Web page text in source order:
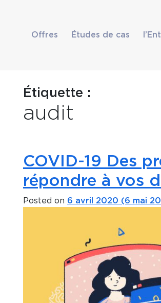
Offres Études de cas
Étiquette :
audit
COVID-19 Des
répondre à vos
Posted on 6 avril 2020 (6 mai